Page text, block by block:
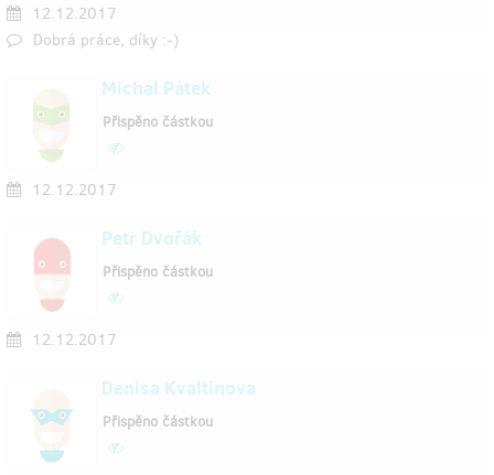
12.12.2017
Dobrá práce, díky :-)
Michal Pátek
12.12.2017
Přispěno částkou
Petr Dvořák
12.12.2017
Přispěno částkou
Denisa Kvaltinova
Přispěno částkou